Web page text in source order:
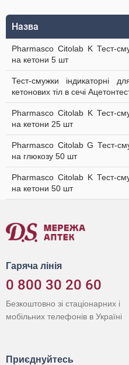
Назва
Pharmasco Citolab K Тест-
на кетони 5 шт
Тест-смужки індикаторні
кетонових тіл в сечі
Pharmasco Citolab K Тест-
на кетони 25 шт
Pharmasco Citolab G Тест-
на глюкозу 50 шт
Pharmasco Citolab K Тест-
на кетони 50 шт
Гаряча лінія
0 800 30 20 60
Безкоштовно зі стаціонарних і
мобільних телефонів в Україні
Приєднуйтесь